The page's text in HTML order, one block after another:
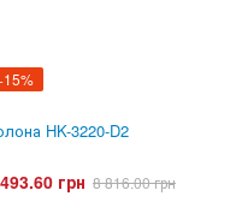
HK-3220-D2
грн 8 816.00 грн